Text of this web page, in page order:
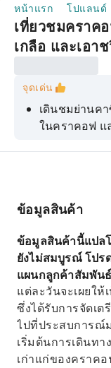
หน้าแรก โปแลนด์
เที่ยวชมคราค
เกลือ และเอา
จุดเด่น
เดินชมย่านค
ในคราคอฟ แ
เยี่ยมชมพิพิธ
เบียร์เคเนา พ
พิพิธภัณฑ์
สำรวจห้องใต้
มรดกโลกของ
การรำลึกถึง
ข้อมูลสินค้า
ข้อมูลสินค้านี้แปล
ยังไม่สมบูรณ์ โปร
แผนกลูกค้าสัมพัน
แต่ละวันจะเผยใ
ซึ่งได้รับการจัดเ
ไปที่ประสบการณ์
เริ่มต้นการเดินท
เก่าแก่ของคราค